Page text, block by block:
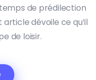
de prédilection
dévoile ce qu’il
de loisir.